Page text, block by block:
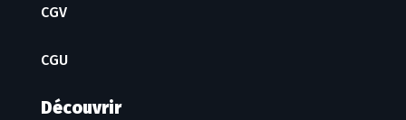
CGV
CGU
Découvrir